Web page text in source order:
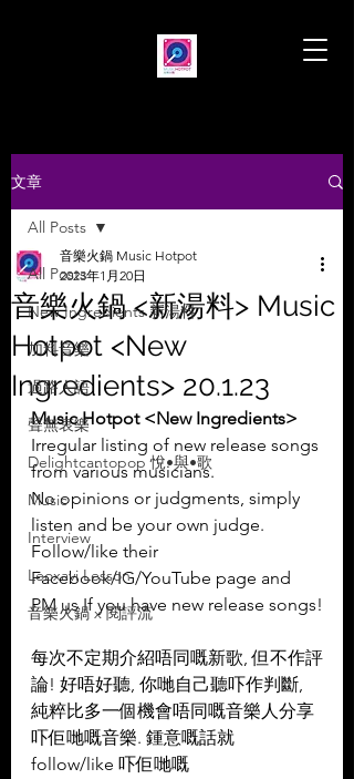
文章
All Posts
New Ingredients 新湯料
加料音樂
過路人語
聲無哀樂
Delightcantopop 悅•與•歌
Music
Interview
Leoxavi Lesson
音樂火鍋 x 閱評流
All Posts
音樂火鍋 <新湯料> Music
Hotpot <New
Ingredients> 20.1.23
音樂火鍋 Music Hotpot
2023年1月20日
Music Hotpot <New Ingredients>
Irregular listing of new release songs
from various musicians.
No opinions or judgments, simply
listen and be your own judge.
Follow/like their
Facebook/IG/YouTube page and
PM us If you have new release songs!
每次不定期介紹唔同嘅新歌, 但不作評
論! 好唔好聽, 你哋自己聽吓作判斷,
純粹比多一個機會唔同嘅音樂人分享
吓佢哋嘅音樂. 鍾意嘅話就
follow/like 吓佢哋嘅